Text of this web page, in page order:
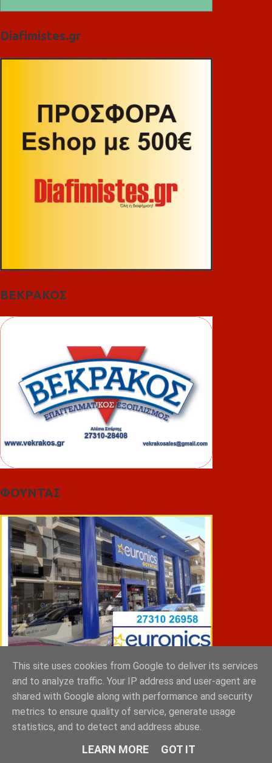
Diafimistes.gr
ΒΕΚΡΑΚΟΣ
ΦΟΥΝΤΑΣ
ΣΠΥΡΑΚΗΣ ΠΑΝΑΓΙΩΤΗΣ & YIOI ΣΠΑΡΤΗ
This site uses cookies from Google to deliver its services
and to analyze traffic. Your IP address and user-agent are
shared with Google along with performance and security
metrics to ensure quality of service, generate usage
statistics, and to detect and address abuse.
LEARN MORE GOT IT